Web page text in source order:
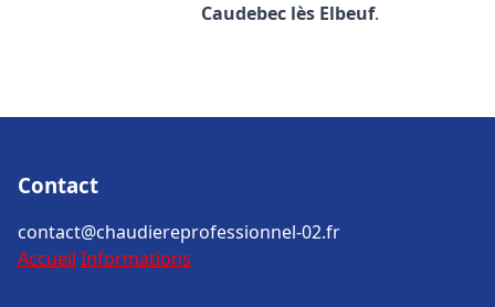
Caudebec lès Elbeuf.
Contact
contact@chaudiereprofessionnel-02.fr
Accueil Informations